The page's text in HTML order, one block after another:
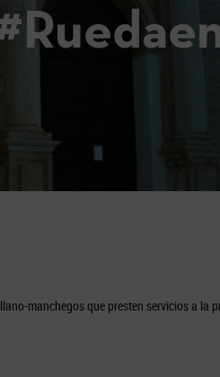
manchegos que presten servicios a la